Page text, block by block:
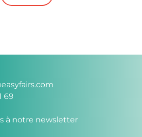
69
à notre newsletter